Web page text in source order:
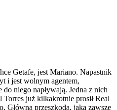
Getafe, jest Mariano. Napastnik
i jest wolnym agentem,
niego napływają. Jedna z nich
już kilkakrotnie prosił Real
Główną przeszkodą, jaką zawsze